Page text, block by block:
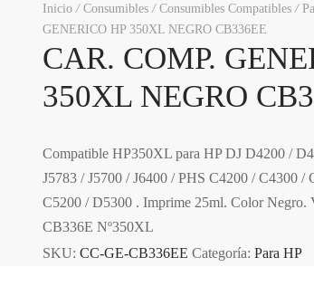
Inicio / Consumibles / Consumibles Compatibles /
GENERICO HP 350XL NEGRO CB336EE
CAR. COMP.
350XL NEGRO
Compatible HP350XL para HP DJ D4200 /
J5783 / J5700 / J6400 / PHS C4200 / C4300 /
C5200 / D5300 . Imprime 25ml. Color Negro.
CB336E Nº350XL
SKU: CC-GE-CB336EE Categoría: Para HP